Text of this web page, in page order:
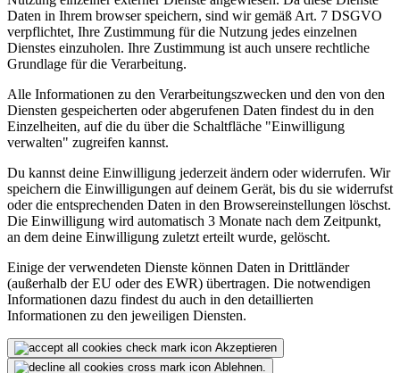
Daten in Ihrem browser speichern, sind wir gemäß Art. 7 DSGVO
verpflichtet, Ihre Zustimmung für die Nutzung jedes einzelnen
Dienstes einzuholen. Ihre Zustimmung ist auch unsere rechtliche
Grundlage für die Verarbeitung.
Alle Informationen zu den Verarbeitungszwecken und den von den
Diensten gespeicherten oder abgerufenen Daten findest du in den
Einzelheiten, auf die du über die Schaltfläche "Einwilligung
verwalten" zugreifen kannst.
Du kannst deine Einwilligung jederzeit ändern oder widerrufen. Wir
speichern die Einwilligungen auf deinem Gerät, bis du sie widerrufst
oder die entsprechenden Daten in den Browsereinstellungen löschst.
Die Einwilligung wird automatisch 3 Monate nach dem Zeitpunkt,
an dem deine Einwilligung zuletzt erteilt wurde, gelöscht.
Einige der verwendeten Dienste können Daten in Drittländer
(außerhalb der EU oder des EWR) übertragen. Die notwendigen
Informationen dazu findest du auch in den detaillierten
Informationen zu den jeweiligen Diensten.
Akzeptieren
Ablehnen.